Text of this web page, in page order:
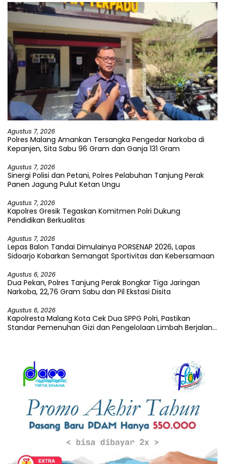
Agustus 7, 2026
Polres Malang Amankan Tersangka Pengedar Narkoba di
Kepanjen, Sita Sabu 96 Gram dan Ganja 131 Gram
Agustus 7, 2026
Sinergi Polisi dan Petani, Polres Pelabuhan Tanjung Perak
Panen Jagung Pulut Ketan Ungu
Agustus 7, 2026
Kapolres Gresik Tegaskan Komitmen Polri Dukung
Pendidikan Berkualitas
Agustus 7, 2026
Lepas Balon Tandai Dimulainya PORSENAP 2026, Lapas
Sidoarjo Kobarkan Semangat Sportivitas dan Kebersamaan
Agustus 6, 2026
Dua Pekan, Polres Tanjung Perak Bongkar Tiga Jaringan
Narkoba, 22,76 Gram Sabu dan Pil Ekstasi Disita
Agustus 6, 2026
Kapolresta Malang Kota Cek Dua SPPG Polri, Pastikan
Standar Pemenuhan Gizi dan Pengelolaan Limbah Berjalan